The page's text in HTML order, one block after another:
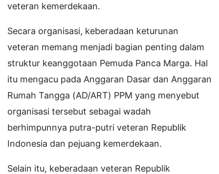
veteran kemerdekaan.
Secara organisasi, keberadaan keturunan
veteran memang menjadi bagian penting dalam
struktur keanggotaan Pemuda Panca Marga. Hal
itu mengacu pada Anggaran Dasar dan Anggaran
Rumah Tangga (AD/ART) PPM yang menyebut
organisasi tersebut sebagai wadah
berhimpunnya putra-putri veteran Republik
Indonesia dan pejuang kemerdekaan.
Selain itu, keberadaan veteran Republik